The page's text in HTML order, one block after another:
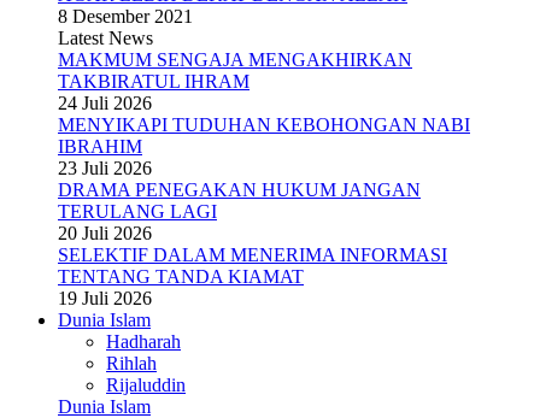
8 Desember 2021
Latest News
MAKMUM SENGAJA MENGAKHIRKAN
TAKBIRATUL IHRAM
24 Juli 2026
MENYIKAPI TUDUHAN KEBOHONGAN NABI
IBRAHIM
23 Juli 2026
DRAMA PENEGAKAN HUKUM JANGAN
TERULANG LAGI
20 Juli 2026
SELEKTIF DALAM MENERIMA INFORMASI
TENTANG TANDA KIAMAT
19 Juli 2026
Dunia Islam
Hadharah
Rihlah
Rijaluddin
Dunia Islam